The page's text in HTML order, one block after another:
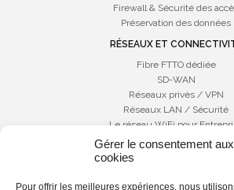
Gérer le consentement aux
cookies
Pour offrir les meilleures expériences, nous
Firewall & Sécurité des
Préservation des données
RÉSEAUX ET
Fibre FTTO dédiée
SD-WAN
Réseaux privès / VPN
Réseaux LAN / Sécurité
Le réseau WiFi pour
COMMUNICATIONS
Téléphonie Cloud